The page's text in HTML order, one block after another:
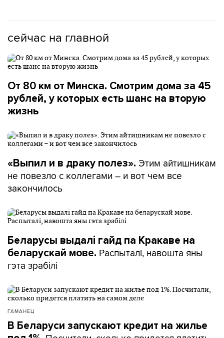
сейчас на главной
От 80 км от Минска. Смотрим дома за 45
рублей, у которых есть шанс на вторую
жизнь
«Выпил и в драку полез». Этим айтишникам
не повезло с коллегами – и вот чем все
закончилось
Беларусы выдалі гайд па Кракаве на
беларускай мове. Распыталі, навошта яны
гэта зрабілі
ГАМАНЕЦ
В Беларуси запускают кредит на жилье